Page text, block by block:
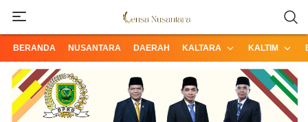
Lensa Nusantara
Informasi Terpercaya dari Nusantara
BERANDA NUSANTARA DAERAH KALTARA KALTIM